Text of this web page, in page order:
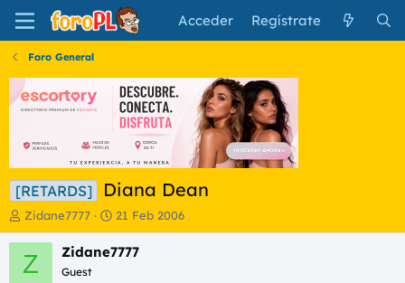
Acceder Regístrate
Foro General
[RETARDS] Diana Dean
I
n
i
c
Zidane7777
F
e
c
21 Feb 2006
Z Zidane7777
Guest